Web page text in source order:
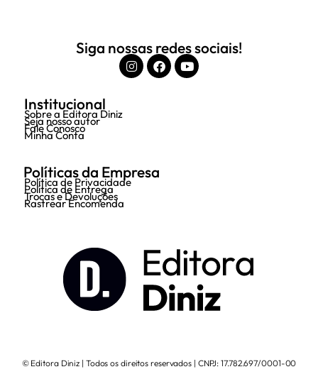
Siga nossas redes sociais!
Institucional
Sobre a Editora Diniz
Seja nosso autor
Fale Conosco
Minha Conta
Políticas da Empresa
Política de Privacidade
Política de Entrega
Trocas e Devoluções
Rastrear Encomenda
© Editora Diniz | Todos os direitos reservados | CNPJ: 17.782.697/0001-00